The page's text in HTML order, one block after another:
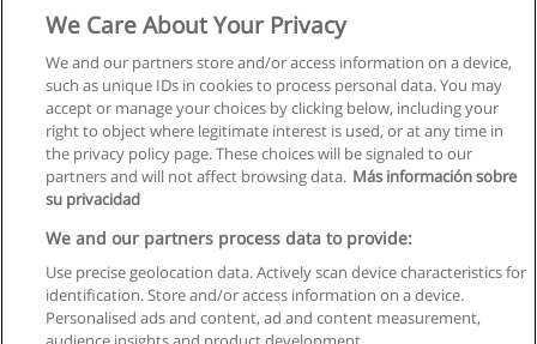
Curso de Nutrição
Solicite informação
Regras de uso
Privacidade de dados
Entrar em contato com Educaedu
We Care About Your Privacy
We and our partners store and/or access information on a device,
such as unique IDs in cookies to process personal data. You may
accept or manage your choices by clicking below, including your
right to object where legitimate interest is used, or at any time in
the privacy policy page. These choices will be signaled to our
partners and will not affect browsing data. Más información sobre
su privacidad
We and our partners process data to provide:
Use precise geolocation data. Actively scan device characteristics for
identification. Store and/or access information on a device.
Personalised ads and content, ad and content measurement,